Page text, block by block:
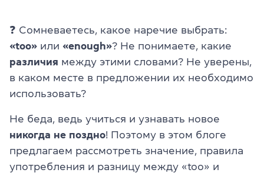
❓ Сомневаетесь, какое наречие выбрать:
«too» или «enough»? Не понимаете, какие
различия между этими словами? Не уверены,
в каком месте в предложении их необходимо
использовать?
Не беда, ведь учиться и узнавать новое
никогда не поздно! Поэтому в этом блоге
предлагаем рассмотреть значение, правила
употребления и разницу между «too» и